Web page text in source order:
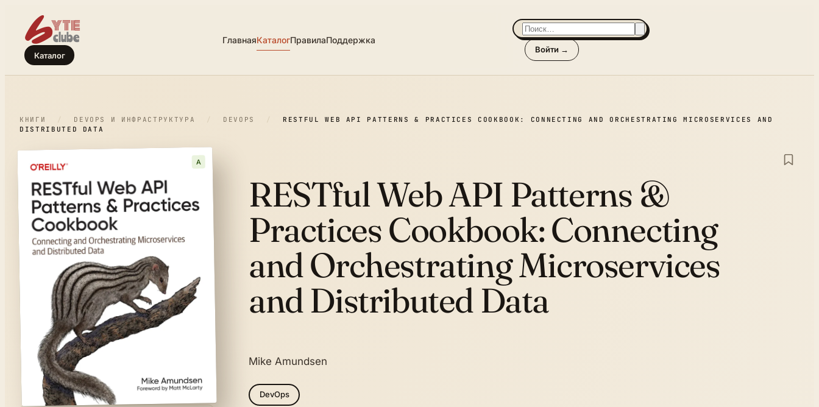
Каталог
ГлавнаяКаталогПравилаПоддержка
Войти →
КНИГИ / DEVOPS И ИНФРАСТРУКТУРА / DEVOPS /
RESTFUL WEB API PATTERNS & PRACTICES COOKBOOK: CONNECTING AND ORCHESTRATING MICROSERVICES AND
DISTRIBUTED DATA
A
RESTful Web API Patterns &
Practices Cookbook:Connecting
and Orchestrating Microservices
and Distributed Data
Mike Amundsen
DevOps